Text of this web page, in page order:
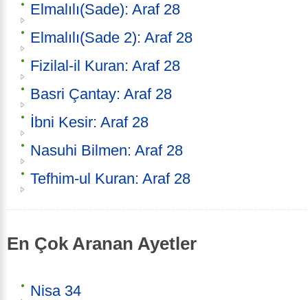
Elmalılı(Sade): Araf 28
Elmalılı(Sade 2): Araf 28
Fizilal-il Kuran: Araf 28
Basri Çantay: Araf 28
İbni Kesir: Araf 28
Nasuhi Bilmen: Araf 28
Tefhim-ul Kuran: Araf 28
En Çok Aranan Ayetler
Nisa 34